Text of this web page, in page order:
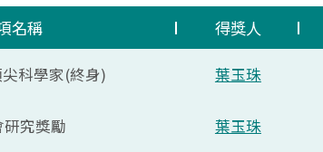
名稱 得獎人
科學家(終身) 葉玉珠
研究獎勵 葉玉珠